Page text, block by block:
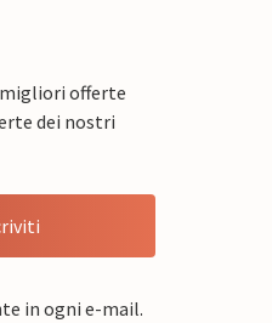
migliori offerte
dei nostri
in ogni e-mail.